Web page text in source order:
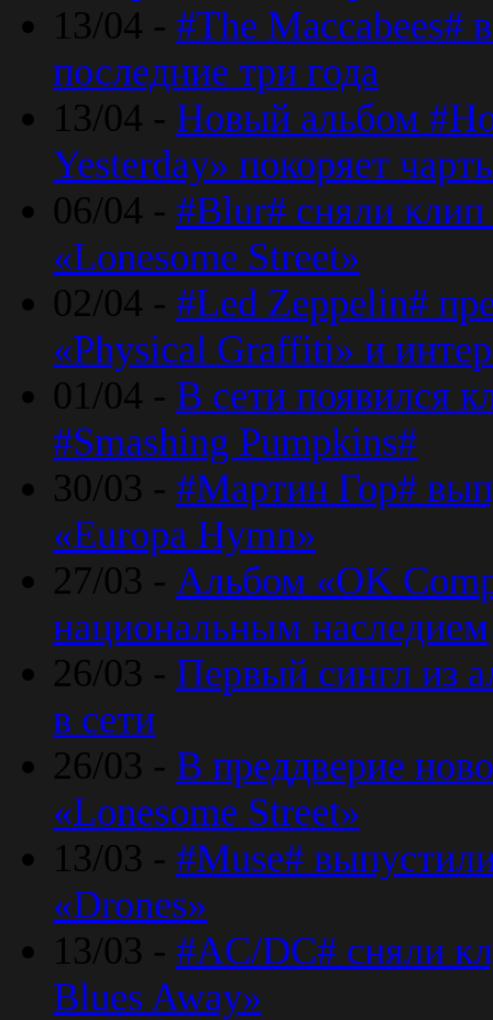
13/04 - #The Maccabees#
последние три года
13/04 - Новый альбом
Yesterday» покоряет
06/04 - #Blur# сняли клип
«Lonesome Street»
02/04 - #Led Zeppelin#
«Physical Graffiti» и
01/04 - В сети появился
#Smashing Pumpkins#
30/03 - #Мартин Гор#
«Europa Hymn»
27/03 - Альбом «OK
национальным наследием
26/03 - Первый сингл из
в сети
26/03 - В преддверие
«Lonesome Street»
13/03 - #Muse#
«Drones»
13/03 - #AC/DC# сняли
Blues Away»